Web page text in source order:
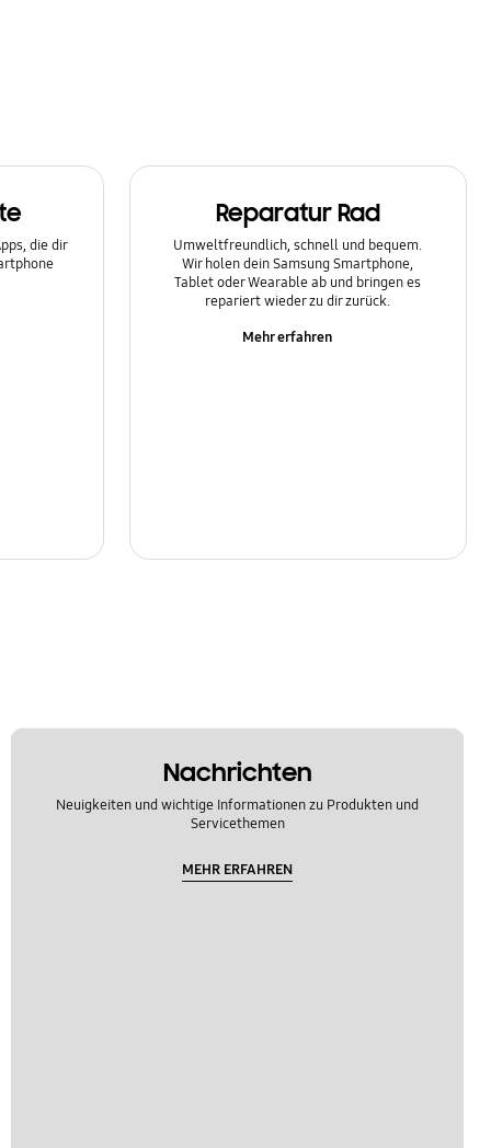
die dir
Reparatur Rad
Umweltfreundlich, schnell und bequem.
Wir holen dein Samsung Smartphone,
Tablet oder Wearable ab und bringen es
repariert wieder zu dir zurück.
Mehr erfahren
Nachrichten
Neuigkeiten und wichtige Informationen zu Produkten und
Servicethemen
MEHR ERFAHREN